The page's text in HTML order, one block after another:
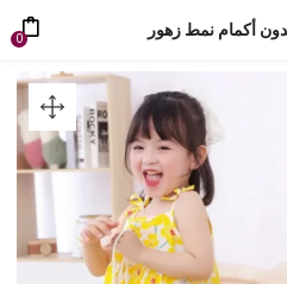
أكمام نمط زهور 0